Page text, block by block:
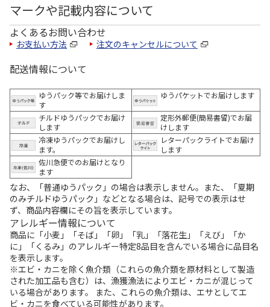
マークや記載内容について
よくあるお問い合わせ
お支払い方法 注文のキャンセルについて
配送情報について
ゆうパック等でお届けしま
す
ゆうパケットでお届けします
チルドゆうパックでお届け
します
定形外郵便(簡易書留)でお届
けします
冷凍ゆうパックでお届けし
ます。
レターパックライトでお届け
します
佐川急便でのお届けとなり
ます
なお、「普通ゆうパック」の場合は表示しません。また、「夏期
のみチルドゆうパック」などとなる場合は、記号での表示はせ
ず、商品内容欄にその旨を表示しています。
アレルギー情報について
商品に「小麦」「そば」「卵」「乳」「落花生」「えび」「か
に」「くるみ」のアレルギー特定8品目を含んでいる場合に品目名
を表示します。
※エビ・カニを除く魚介類（これらの魚介類を原材料として製造
された加工品も含む）は、漁獲漁法によりエビ・カニが混じって
いる場合があります。 また、これらの魚介類は、エサとしてエ
ビ・カニを食べている可能性があります。